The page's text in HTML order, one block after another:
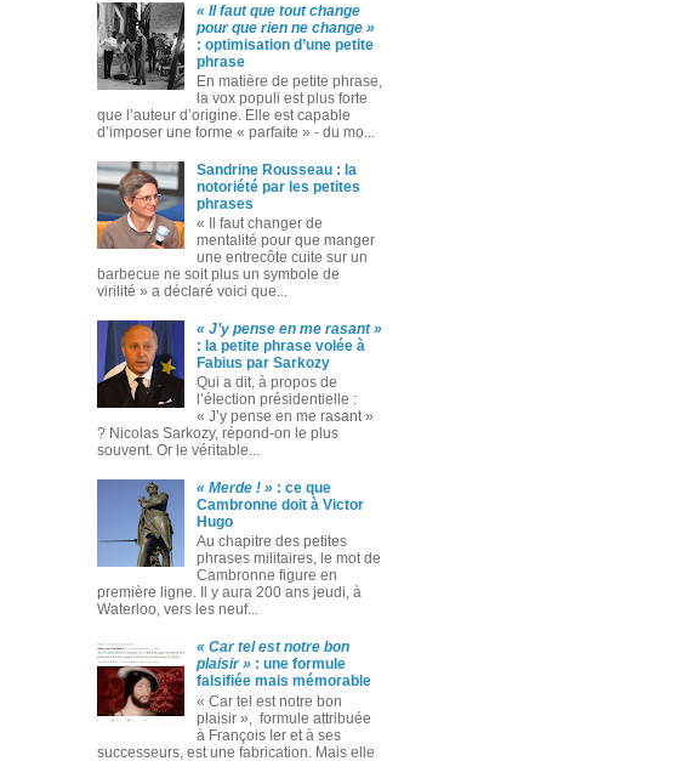
« Il faut que tout change
pour que rien ne change »
: optimisation d’une petite
phrase
En matière de petite phrase,
la vox populi est plus forte
que l’auteur d’origine. Elle est capable
d’imposer une forme « parfaite » ‑ du mo...
Sandrine Rousseau : la
notoriété par les petites
phrases
« Il faut changer de
mentalité pour que manger
une entrecôte cuite sur un
barbecue ne soit plus un symbole de
virilité » a déclaré voici que...
« J’y pense en me rasant »
: la petite phrase volée à
Fabius par Sarkozy
Qui a dit, à propos de
l’élection présidentielle :
« J’y pense en me rasant »
? Nicolas Sarkozy, répond-on le plus
souvent. Or le véritable...
« Merde ! »: ce que
Cambronne doit à Victor
Hugo
Au chapitre des petites
phrases militaires, le mot de
Cambronne figure en
première ligne. Il y aura 200 ans jeudi, à
Waterloo, vers les neuf...
« Car tel est notre bon
plaisir »: une formule
falsifiée mais mémorable
« Car tel est notre bon
plaisir », formule attribuée
à François Ier et à ses
successeurs, est une fabrication. Mais elle